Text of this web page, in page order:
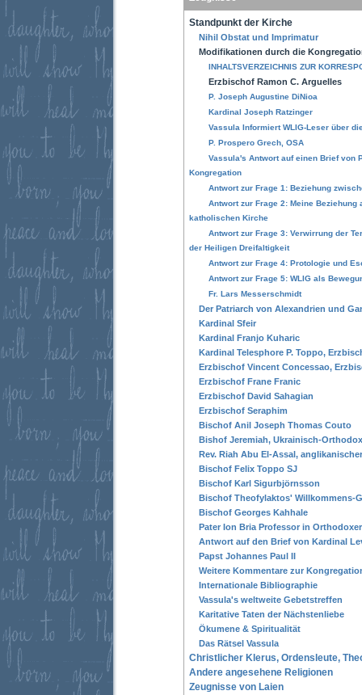
Standpunkt der Kirche
Nihil Obstat und Imprimatur
Modifikationen durch die
INHALTSVERZEICHNIS ZUR
Erzbischof Ramon C. Arguelles
P. Joseph Augustine DiNioa
Kardinal Joseph Ratzinger
Vassula Informiert WLIG-Leser über
P. Prospero Grech, OSA
Vassula's Antwort auf einen Brief von
Kongregation
Antwort zur Frage 1: Beziehung
Antwort zur Frage 2: Meine
katholischen Kirche
Antwort zur Frage 3: Verwirrung der
der Heiligen Dreifaltigkeit
Antwort zur Frage 4: Protologie und
Antwort zur Frage 5: WLIG als
Fr. Lars Messerschmidt
Der Patriarch von Alexandrien und
Kardinal Sfeir
Kardinal Franjo Kuharic
Kardinal Telesphore P. Toppo,
Erzbischof Vincent Concessao,
Erzbischof Frane Franic
Erzbischof David Sahagian
Erzbischof Seraphim
Bischof Anil Joseph Thomas Couto
Bishof Jeremiah, Ukrainisch-
Rev. Riah Abu El-Assal,
Bischof Felix Toppo SJ
Bischof Karl Sigurbjörnsson
Bischof Theofylaktos' Willkommens-
Bischof Georges Kahhale
Pater Ion Bria Professor in
Antwort auf den Brief von Kardinal
Papst Johannes Paul II
Weitere Kommentare zur
Internationale Bibliographie
Vassula's weltweite Gebetstreffen
Karitative Taten der Nächstenliebe
Ökumene & Spiritualität
Das Rätsel Vassula
Christlicher Klerus, Ordensleute,
Andere angesehene Religionen
Zeugnisse von Laien